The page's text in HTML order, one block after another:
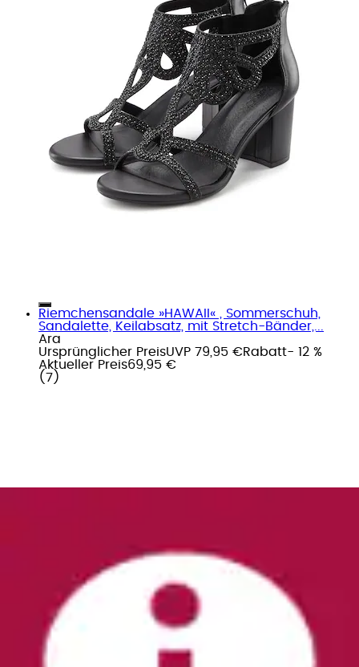
Riemchensandale »HAWAII« , Sommerschuh,
Sandalette, Keilabsatz, mit Stretch-Bänder,...
Ara
Ursprünglicher PreisUVP 79,95 €Rabatt- 12 %
Aktueller Preis69,95 €
( 7 )